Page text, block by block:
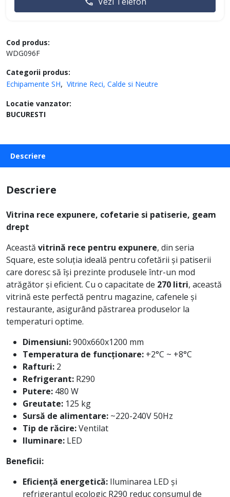
Cod produs:
WDG096F
Categorii produs:
Echipamente SH
Vitrine Reci, Calde si Neutre
Locatie vanzator:
BUCURESTI
Descriere
Descriere
Vitrina rece expunere, cofetarie si patiserie, geam
drept
Această vitrină rece pentru expunere, din seria
Square, este soluția ideală pentru cofetării și patiserii
care doresc să își prezinte produsele într-un mod
atrăgător și eficient. Cu o capacitate de 270 litri, această
vitrină este perfectă pentru magazine, cafenele și
restaurante, asigurând păstrarea produselor la
temperaturi optime.
Dimensiuni:900x660x1200 mm
Temperatura de funcționare: +2°C ~ +8°C
Rafturi: 2
Refrigerant: R290
Putere: 480 W
Greutate: 125 kg
Sursă de alimentare: ~220-240V 50Hz
Tip de răcire:Ventilat
Iluminare: LED
Beneficii:
Eficiență energetică: Iluminarea LED și
refrigerantul ecologic R290 reduc consumul de